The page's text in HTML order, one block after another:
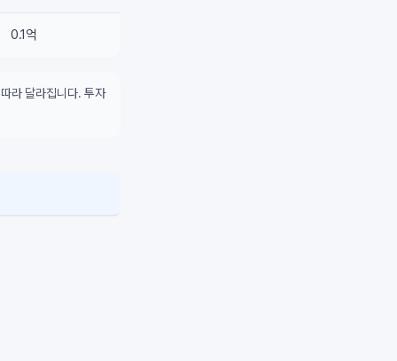
0.1억
라 달라집니다. 투자